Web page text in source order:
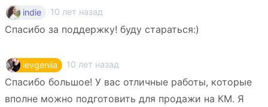
indie 10 лет назад
Спасибо за поддержку! буду стараться:)
ievgeniia 10 лет назад
Спасибо большое! У вас отличные работы, которые
вполне можно подготовить для продажи на КМ. Я